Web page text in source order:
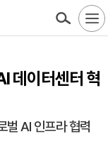
데이터센터 혁
벌 AI 인프라 협력